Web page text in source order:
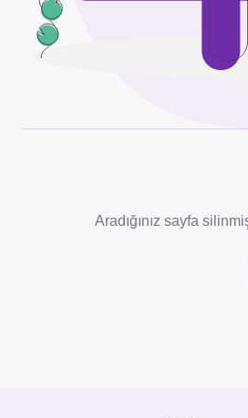
Aradığınız sayfa